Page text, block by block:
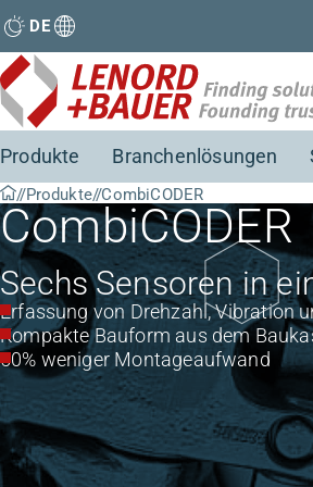
DE
Produkte Branchenlösungen
Produkte CombiCODER
CombiCODER
Sechs Sensoren in
Erfassung von Drehzahl, Vibration
Kompakte Bauform aus dem
50% weniger Montageaufwand